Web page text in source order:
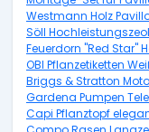
Westmann Holz
Söll
Feuerdorn "Red Star"
OBI Pflanzetiketten
Briggs & Stratton
Gardena Pumpen
Capi Pflanztopf